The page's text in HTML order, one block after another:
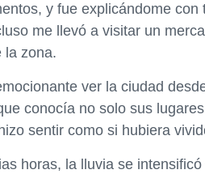
y fue explicándome
me llevó a visitar un
la zona.
ver la ciudad
conocía no solo sus
sentir como si hubiera
horas, la lluvia se